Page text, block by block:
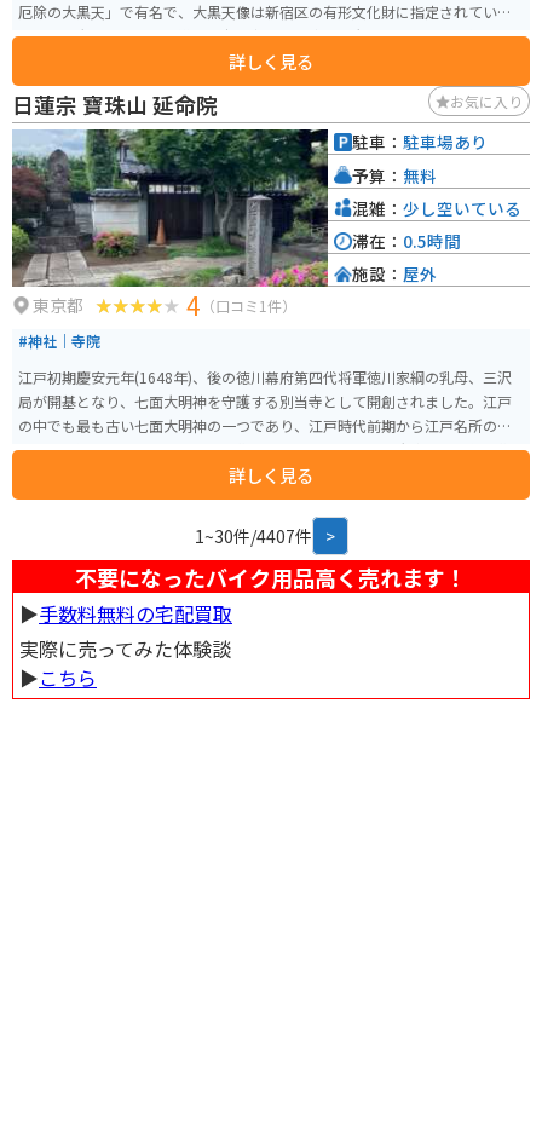
厄除の大黒天」で有名で、大黒天像は新宿区の有形文化財に指定されていま
す。この大黒天像は、火災から寺を守る「火防せの大黒」としても信仰され
ています。境内には、古くからの伝統を感じさせる社殿や石碑があり、訪れ
る人々に歴史と静寂を感じさせます。 また、経王寺は四季折々の花が咲き誇
る美しい庭園も持ち、特に春には桜が見事に咲き誇ります。さらに、経王寺
では水子供養やペット供養、厄除け、商売繁盛などのご祈祷も行われてお
り、地域の人々から厚い信仰を集めています。寺院の落ち着いた雰囲気の中
で、心静かに祈りを捧げることができます。
詳しく見る
日蓮宗 寶珠山 延命院 お気に入り
東京都 4 （口コミ1件）
#神社｜寺院
江戸初期慶安元年(1648年)、後の徳川幕府第四代将軍徳川家綱の乳母、三沢
局が開基となり、七面大明神を守護する別当寺として開創されました。江戸
の中でも最も古い七面大明神の一つであり、江戸時代前期から江戸名所の一
つとして知られ、多くの参詣者を集めました。特に江戸城大奥から信仰を集
め、正室の代参（本人に代わっての参拝）や、女中の祈願が盛んに行われた
ことで知られています。また、延命院は「谷中七福神巡り」の一環として訪
れることも多く、観光スポットとして人気があります。特に初詣や節分の時
期には、多くの参拝者が訪れます。
詳しく見る
駐車： 駐車場あり
予算： 無料
混雑： 少し空いている
滞在： 0.5時間
施設： 屋外
1~30件/4407件 >
不要になったバイク用品高く売れます！
▶︎手数料無料の宅配買取
実際に売ってみた体験談
▶︎こちら